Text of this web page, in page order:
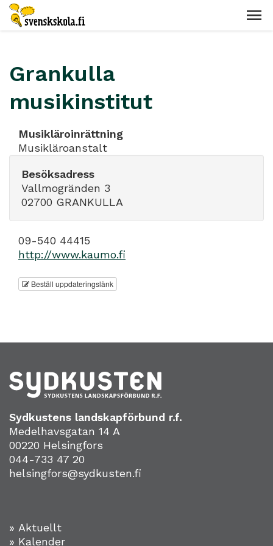
Grankulla
musikinstitut
Musikläroinrättning
Musikläroanstalt
Besöksadress
Vallmogränden 3
02700 GRANKULLA
09-540 44415
http://www.kaumo.fi
Beställ uppdateringslänk
Sydkustens landskapförbund r.f.
Medelhavsgatan 14 A
00220 Helsingfors
044-733 47 20
helsingfors@sydkusten.fi
» Aktuellt
» Kalender